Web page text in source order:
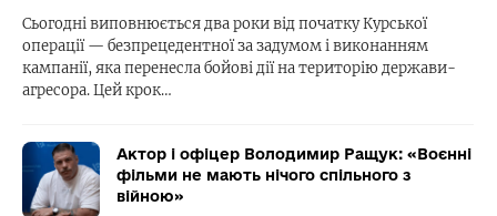
Сьогодні виповнюється два роки від початку Курської
операції — безпрецедентної за задумом і виконанням
кампанії, яка перенесла бойові дії на територію держави-
агресора. Цей крок…
Актор і офіцер Володимир Ращук: «Воєнні
фільми не мають нічого спільного з
війною»